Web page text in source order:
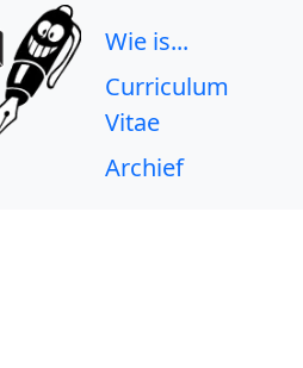
Wie is...
Curriculum
Vitae
Archief